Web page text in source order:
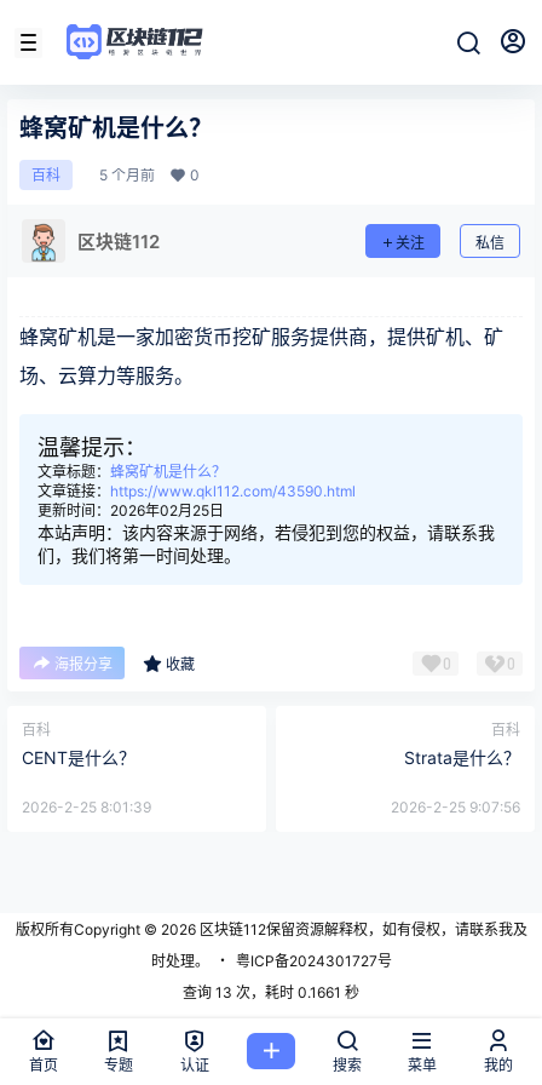
蜂窝矿机是什么？
百科 5 个月前 0
区块链112 关注 私信
蜂窝矿机是一家加密货币挖矿服务提供商，提供矿机、矿
场、云算力等服务。
温馨提示：
文章标题： 蜂窝矿机是什么？
文章链接： https://www.qkl112.com/43590.html
更新时间：2026年02月25日
本站声明：该内容来源于网络，若侵犯到您的权益，请联系我
们，我们将第一时间处理。
海报分享 收藏 0 0
百科
CENT是什么？
2026-2-25 8:01:39
百科
Strata是什么？
2026-2-25 9:07:56
版权所有Copyright © 2026区块链112保留资源解释权，如有侵权，请联系我及
时处理。
・ 粤ICP备2024301727号
查询 13 次，耗时 0.1661 秒
首页 专题 认证 搜索 菜单 我的